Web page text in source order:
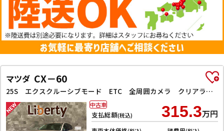
マツダ CX－60
25S エクスクルーシブモード ETC 全周囲カメラ クリアランスソナー オートクルーズコントロール レーンアシスト パワーシート 衝突被害軽減システム サンルーフ TV オートマチックハイビーム オートライト 電動リアゲート
支払総額(税込) 315.3万円
中古車